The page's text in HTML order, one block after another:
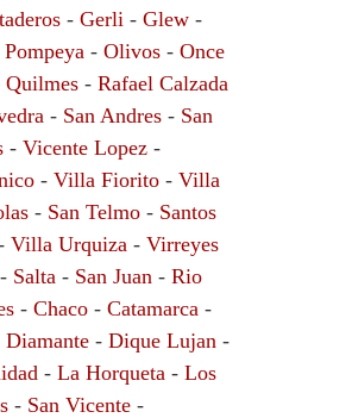
- Gerli - Glew -
- Olivos - Once
Quilmes - Rafael Calzada
- San Andres - San
- Vicente Lopez -
- Villa Fiorito - Villa
- San Telmo - Santos
Villa Urquiza - Virreyes
- Salta - San Juan - Rio
- Chaco - Catamarca -
Diamante - Dique Lujan -
- La Horqueta - Los
- San Vicente -